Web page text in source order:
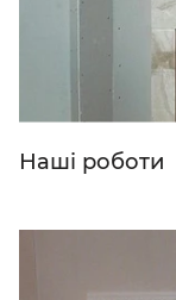
Наші роботи